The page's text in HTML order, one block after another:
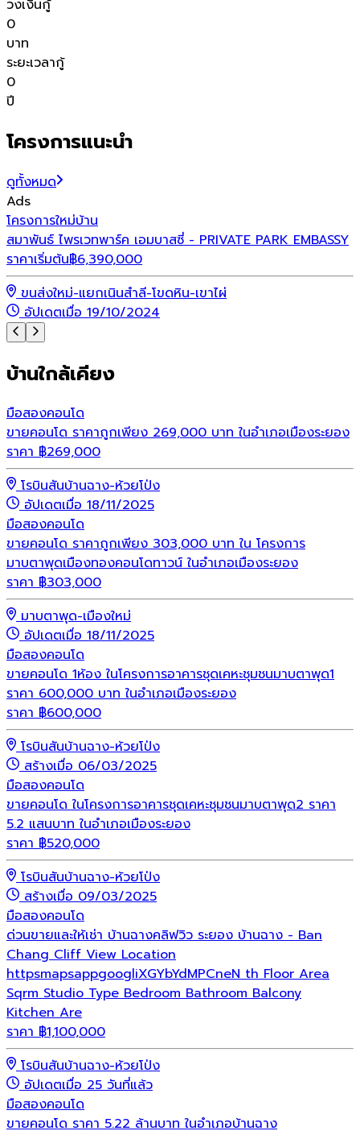
วงเงินกู้
0
บาท
ระยะเวลากู้
0
ปี
โครงการแนะนำ
ดูทั้งหมด
Ads
โครงการใหม่บ้าน
สมาพันธ์ ไพรเวทพาร์ค เอมบาสซี่ - PRIVATE PARK EMBASSY
ราคาเริ่มต้น฿6,390,000
ขนส่งใหม่-แยกเนินสำลี-โขดหิน-เขาไผ่
อัปเดตเมื่อ 19/10/2024
บ้านใกล้เคียง
มือสองคอนโด
ขายคอนโด ราคาถูกเพียง 269,000 บาท ในอำเภอเมืองระยอง
ราคา ฿269,000
โรบินสันบ้านฉาง-ห้วยโป่ง
อัปเดตเมื่อ 18/11/2025
มือสองคอนโด
ขายคอนโด ราคาถูกเพียง 303,000 บาท ใน โครงการ
มาบตาพุดเมืองทองคอนโดทาวน์ ในอำเภอเมืองระยอง
ราคา ฿303,000
มาบตาพุด-เมืองใหม่
อัปเดตเมื่อ 18/11/2025
มือสองคอนโด
ขายคอนโด 1ห้อง ในโครงการอาคารชุดเคหะชุมชนมาบตาพุด1
ราคา 600,000 บาท ในอำเภอเมืองระยอง
ราคา ฿600,000
โรบินสันบ้านฉาง-ห้วยโป่ง
สร้างเมื่อ 06/03/2025
มือสองคอนโด
ขายคอนโด ในโครงการอาคารชุดเคหะชุมชนมาบตาพุด2 ราคา
5.2 แสนบาท ในอำเภอเมืองระยอง
ราคา ฿520,000
โรบินสันบ้านฉาง-ห้วยโป่ง
สร้างเมื่อ 09/03/2025
มือสองคอนโด
ด่วนขายและให้เช่า บ้านฉางคลิฟวิว ระยอง บ้านฉาง - Ban
Chang Cliff View Location
httpsmapsappgoogliXGYbYdMPCneN th Floor Area
Sqrm Studio Type Bedroom Bathroom Balcony
Kitchen Are
ราคา ฿1,100,000
โรบินสันบ้านฉาง-ห้วยโป่ง
อัปเดตเมื่อ 25 วันที่แล้ว
มือสองคอนโด
ขายคอนโด ราคา 5.22 ล้านบาท ในอำเภอบ้านฉาง